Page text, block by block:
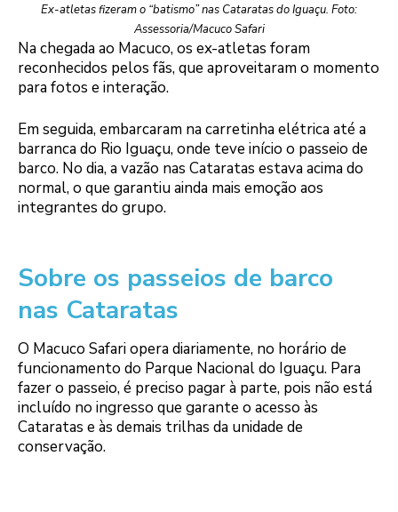
Ex-atletas fizeram o “batismo” nas Cataratas do Iguaçu. Foto:
Assessoria/Macuco Safari
Na chegada ao Macuco, os ex-atletas foram
reconhecidos pelos fãs, que aproveitaram o momento
para fotos e interação.
Em seguida, embarcaram na carretinha elétrica até a
barranca do Rio Iguaçu, onde teve início o passeio de
barco. No dia, a vazão nas Cataratas estava acima do
normal, o que garantiu ainda mais emoção aos
integrantes do grupo.
Sobre os passeios de barco
nas Cataratas
O Macuco Safari opera diariamente, no horário de
funcionamento do Parque Nacional do Iguaçu. Para
fazer o passeio, é preciso pagar à parte, pois não está
incluído no ingresso que garante o acesso às
Cataratas e às demais trilhas da unidade de
conservação.